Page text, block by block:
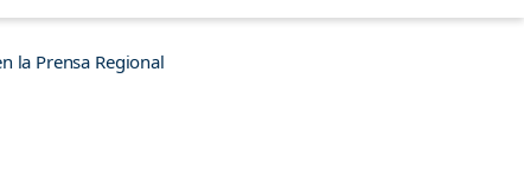
la Prensa Regional